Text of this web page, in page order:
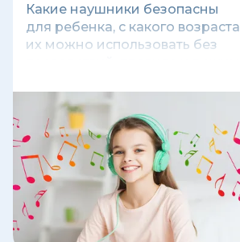
Какие наушники безопасны
для ребенка, с какого возраста
их можно использовать без